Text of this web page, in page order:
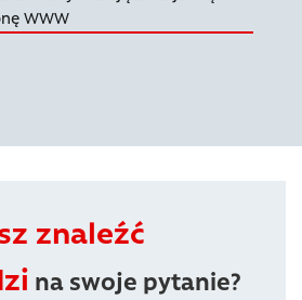
WWW
znaleźć
na swoje pytanie?